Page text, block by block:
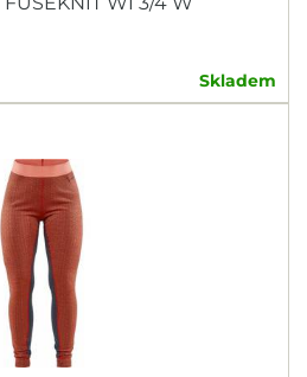
Skladem